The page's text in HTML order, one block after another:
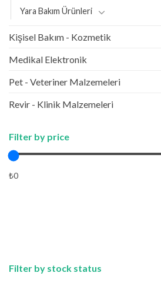
Yara Bakım Ürünleri
Kişisel Bakım - Kozmetik
Medikal Elektronik
Pet - Veteriner Malzemeleri
Revir - Klinik Malzemeleri
Filter by price
₺0
Filter by stock status